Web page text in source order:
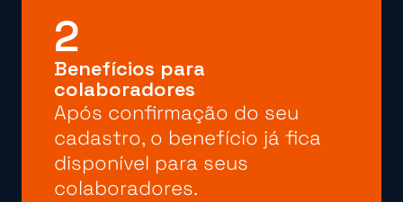
2
Benefícios para
colaboradores
Após confirmação do seu
cadastro, o benefício já fica
disponível para seus
colaboradores.